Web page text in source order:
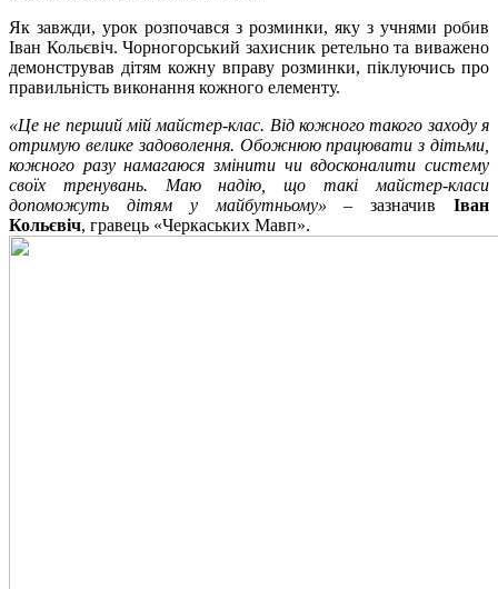
Як завжди, урок розпочався з розминки, яку з учнями робив
Іван Кольєвіч. Чорногорський захисник ретельно та виважено
демонстрував дітям кожну вправу розминки, піклуючись про
правильність виконання кожного елементу.
«Це не перший мій майстер-клас. Від кожного такого заходу я
отримую велике задоволення. Обожнюю працювати з дітьми,
кожного разу намагаюся змінити чи вдосконалити систему
своїх тренувань. Маю надію, що такі майстер-класи
допоможуть дітям у майбутньому» – зазначив Іван
Кольєвіч, гравець «Черкаських Мавп».